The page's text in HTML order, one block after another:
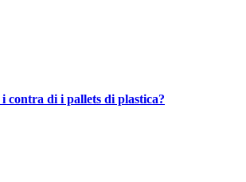
contra di i pallets di plastica?